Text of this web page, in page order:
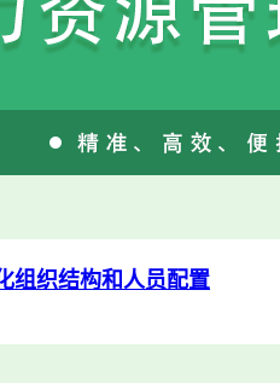
组织结构和人员配置